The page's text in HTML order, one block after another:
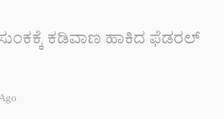
ಕಡಿವಾಣ ಹಾಕಿದ ಫೆಡರಲ್